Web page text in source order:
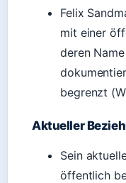
Felix
mit einer
deren
begrenzt
Aktueller
Sein
öffentlich